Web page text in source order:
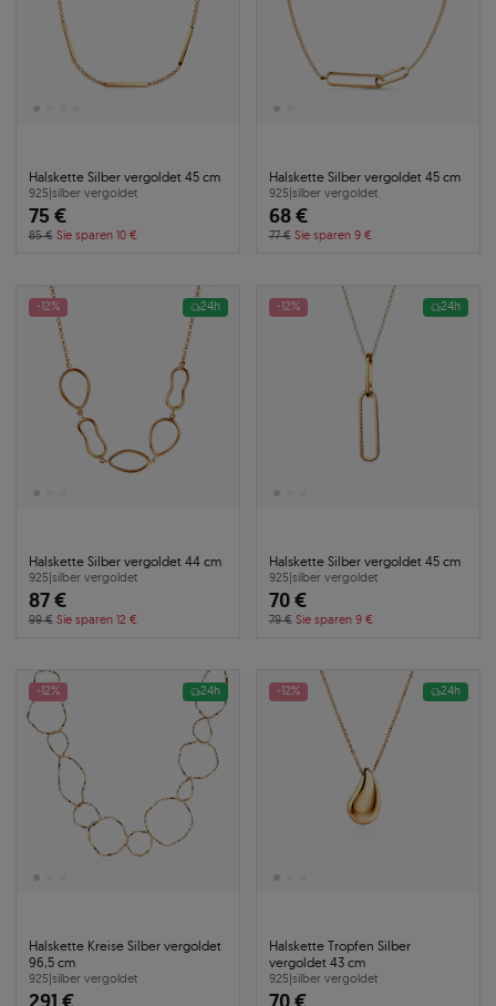
Halskette Silber vergoldet 45 cm
925|silber vergoldet
75 €
85 € Sie sparen 10 €
Halskette Silber vergoldet 45 cm
925|silber vergoldet
68 €
77 € Sie sparen 9 €
-12% 24h
Halskette Silber vergoldet 44 cm
925|silber vergoldet
87 €
99 € Sie sparen 12 €
-12% 24h
Halskette Silber vergoldet 45 cm
925|silber vergoldet
70 €
79 € Sie sparen 9 €
-12% 24h
Halskette Kreise Silber vergoldet
96,5 cm
925|silber vergoldet
291 €
-12% 24h
Halskette Tropfen Silber
vergoldet 43 cm
925|silber vergoldet
70 €